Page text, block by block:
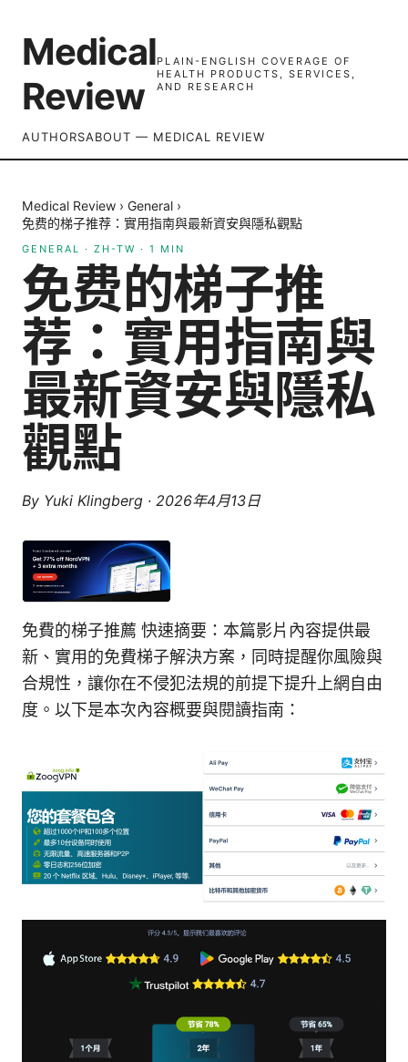
Medical
Review
PLAIN-ENGLISH COVERAGE OF
HEALTH PRODUCTS, SERVICES,
AND RESEARCH
AUTHORSABOUT — MEDICAL REVIEW
Medical Review › General ›
免费的梯子推荐：實用指南與最新資安與隱私觀點
GENERAL · ZH-TW · 1 MIN
免费的梯子推
荐：實用指南與
最新資安與隱私
觀點
By Yuki Klingberg · 2026年4月13日
免費的梯子推薦 快速摘要：本篇影片內容提供最
新、實用的免費梯子解決方案，同時提醒你風險與
合規性，讓你在不侵犯法規的前提下提升上網自由
度。以下是本次內容概要與閱讀指南：